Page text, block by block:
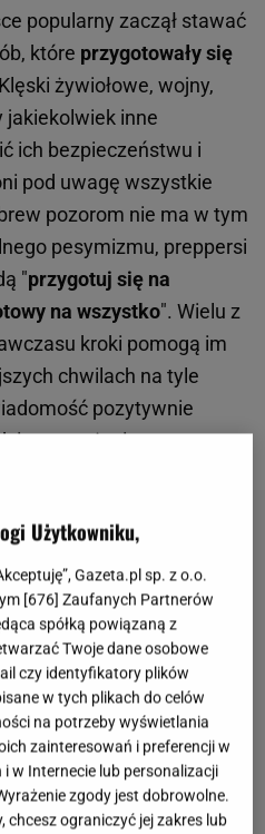
popularny zaczął stawać
które przygotowały się
żywiołowe, wojny,
jakiekolwiek inne
ich bezpieczeństwu i
pod uwagę wszystkie
pozorom nie ma w tym
pesymizmu, preppersi
"przygotuj się na
na wszystko". Wielu z
kroki pomogą im
chwilach na tyle
pozytywnie
życia.
Użytkowniku,
Gazeta.pl sp. z o.o.
[676] Zaufanych Partnerów
spółką powiązaną z
Twoje dane osobowe
czy identyfikatory plików
w tych plikach do celów
na potrzeby wyświetlania
zainteresowań i preferencji w
w Internecie lub personalizacji
zgody jest dobrowolne.
chcesz ograniczyć jej zakres lub